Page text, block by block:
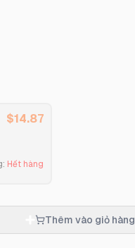
$14.87
: Hết hàng
Thêm vào giỏ hàng